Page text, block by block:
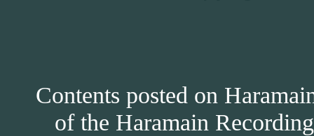
Contents posted on
of the Haramain